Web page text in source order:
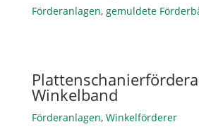
Förderanlagen, gemuldete
Winkelband
Förderanlagen, Winkelförderer